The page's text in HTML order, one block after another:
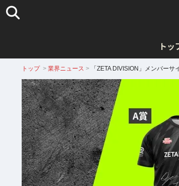
トッ
トップ > 業界ニュース > 「ZETA DIVISION」メンバー